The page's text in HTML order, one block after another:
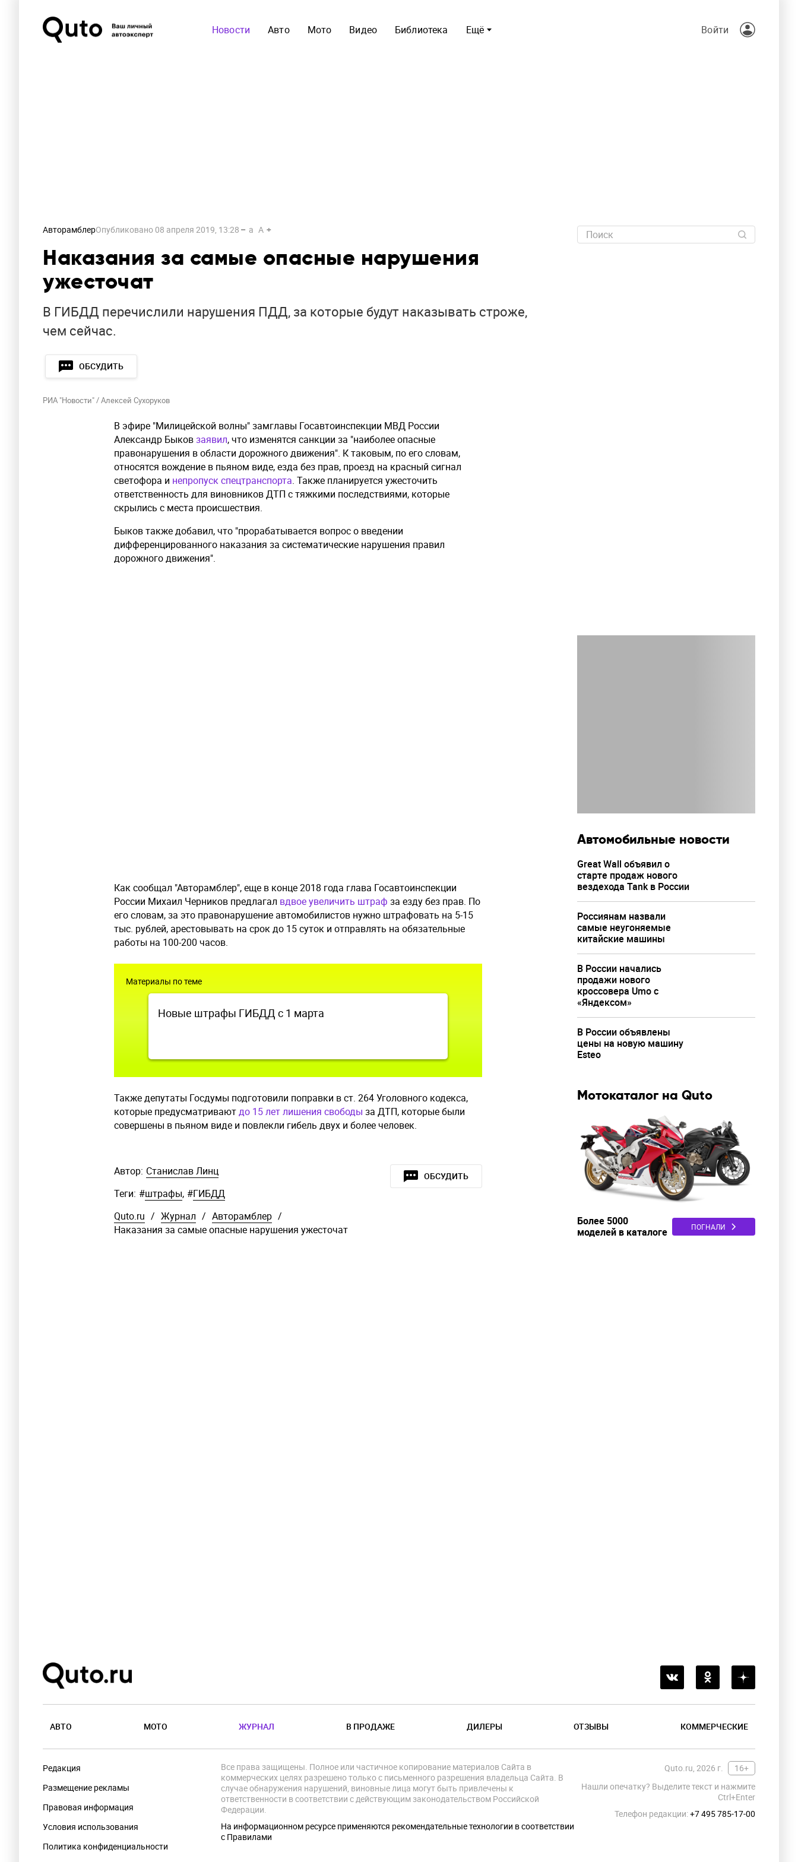
Ещё
Новости Авто Мото Видео Библиотека Войти
АвторамблерОпубликовано 08 апреля 2019, 13:28 a A
Наказания за самые опасные нарушения
ужесточат
В ГИБДД перечислили нарушения ПДД, за которые будут наказывать строже,
чем сейчас.
ОБСУДИТЬ
РИА "Новости" / Алексей Сухоруков
В эфире "Милицейской волны" замглавы Госавтоинспекции МВД России
Александр Быковзаявил, что изменятся санкции за "наиболее опасные
правонарушения в области дорожного движения". К таковым, по его словам,
относятся вождение в пьяном виде, езда без прав, проезд на красный сигнал
светофора и непропуск спецтранспорта. Также планируется ужесточить
ответственность для виновников ДТП с тяжкими последствиями, которые
скрылись с места происшествия.
Быков также добавил, что "прорабатывается вопрос о введении
дифференцированного наказания за систематические нарушения правил
дорожного движения".
Как сообщал "Авторамблер", еще в конце 2018 года глава Госавтоинспекции
России Михаил Черников предлагал вдвое увеличить штраф за езду без прав. По
его словам, за это правонарушение автомобилистов нужно штрафовать на 5-15
тыс. рублей, арестовывать на срок до 15 суток и отправлять на обязательные
работы на 100-200 часов.
Материалы по теме
Новые штрафы ГИБДД с 1 марта
Также депутаты Госдумы подготовили поправки в ст. 264 Уголовного кодекса,
которые предусматриваютдо 15 лет лишения свободы за ДТП, которые были
совершены в пьяном виде и повлекли гибель двух и более человек.
ОБСУДИТЬ
Автор: Станислав Линц
Теги: #штрафы, #ГИБДД
Quto.ru / Журнал / Авторамблер /
Наказания за самые опасные нарушения ужесточат
Автомобильные новости
Great Wall объявил о
старте продаж нового
вездехода Tank в России
Россиянам назвали
самые неугоняемые
китайские машины
В России начались
продажи нового
кроссовера Umo с
«Яндексом»
В России объявлены
цены на новую машину
Esteo
Мотокаталог на Quto
Более 5000
моделей в каталоге
ПОГНАЛИ
АВТО МОТО ЖУРНАЛ В ПРОДАЖЕ ДИЛЕРЫ ОТЗЫВЫ КОММЕРЧЕСКИЕ
Редакция
Размещение рекламы
Правовая информация
Условия использования
Политика конфиденциальности
Quto.ru, 2026 г.
16+
Нашли опечатку? Выделите текст и нажмите
Ctrl+Enter
Телефон редакции:+7 495 785-17-00
Все права защищены. Полное или частичное копирование материалов Сайта в
коммерческих целях разрешено только с письменного разрешения владельца Сайта. В
случае обнаружения нарушений, виновные лица могут быть привлечены к
ответственности в соответствии с действующим законодательством Российской
Федерации.
На информационном ресурсе применяются рекомендательные технологии в соответствии
с Правилами